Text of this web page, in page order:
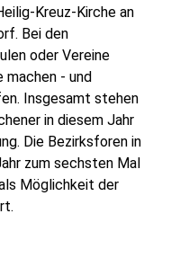
Kreuz-Kirche an
Bei den
oder Vereine
- und
Insgesamt stehen
in diesem Jahr
Die Bezirksforen in
zum sechsten Mal
Möglichkeit der